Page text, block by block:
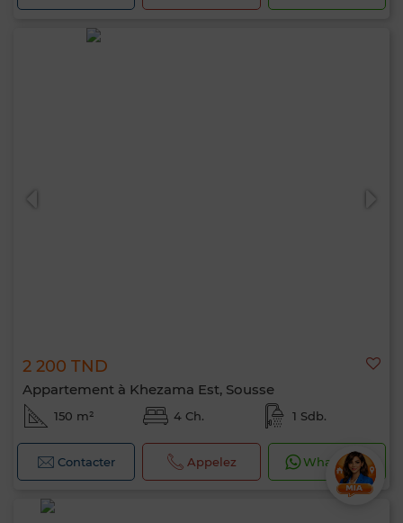
2 200 TND
Appartement à Khezama Est, Sousse
150 m² 4 Ch. 1 Sdb.
Contacter Appelez WhatsApp